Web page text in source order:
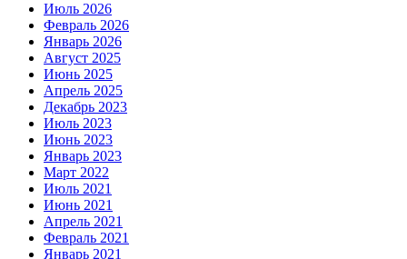
Июль 2026
Февраль 2026
Январь 2026
Август 2025
Июнь 2025
Апрель 2025
Декабрь 2023
Июль 2023
Июнь 2023
Январь 2023
Март 2022
Июль 2021
Июнь 2021
Апрель 2021
Февраль 2021
Январь 2021